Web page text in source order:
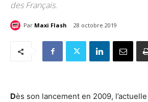
des Français.
Par Maxi Flash 28 octobre 2019
Dès son lancement en 2009,